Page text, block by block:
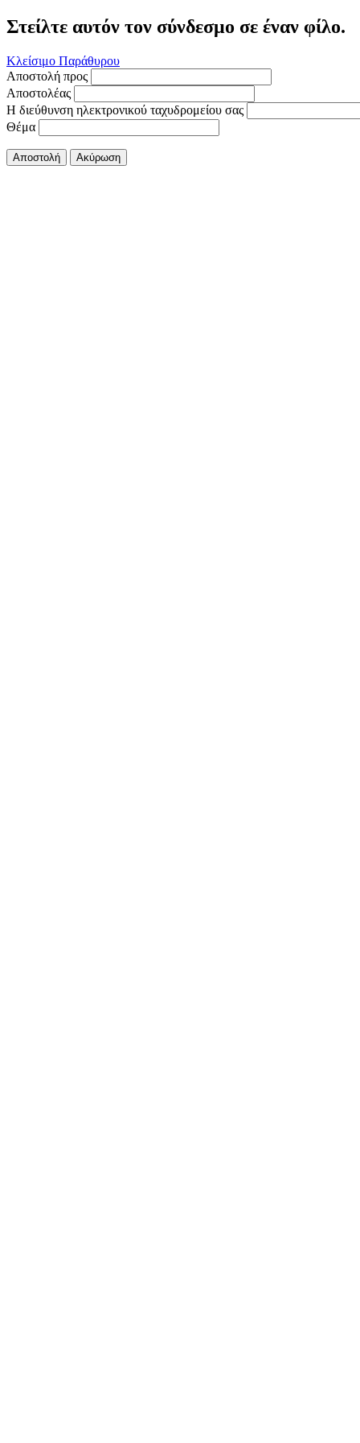
Στείλτε αυτόν τον σύνδεσμο σε έναν φίλο.
Κλείσιμο Παράθυρου
Αποστολή προς
Αποστολέας
Η διεύθυνση ηλεκτρονικού ταχυδρομείου σας
Θέμα
Αποστολή Ακύρωση